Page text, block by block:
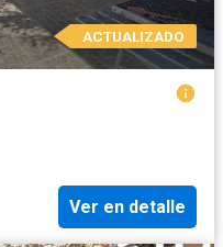
ACTUALIZADO
Ver en detalle